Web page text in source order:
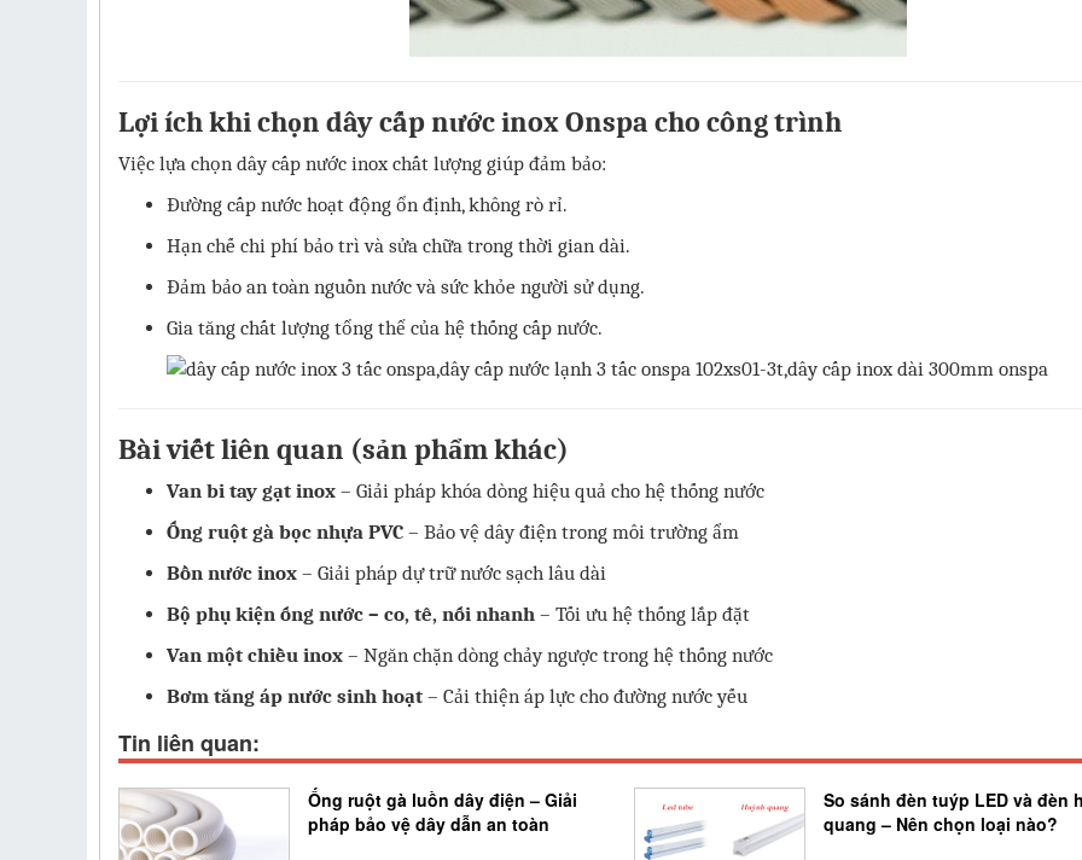
Lợi ích khi chọn dây cấp nước inox Onspa cho công trình
Việc lựa chọn dây cấp nước inox chất lượng giúp đảm bảo:
Đường cấp nước hoạt động ổn định, không rò rỉ.
Hạn chế chi phí bảo trì và sửa chữa trong thời gian dài.
Đảm bảo an toàn nguồn nước và sức khỏe người sử dụng.
Gia tăng chất lượng tổng thể của hệ thống cấp nước.
Bài viết liên quan (sản phẩm khác)
Van bi tay gạt inox – Giải pháp khóa dòng hiệu quả cho hệ thống nước
Ống ruột gà bọc nhựa PVC – Bảo vệ dây điện trong môi trường ẩm
Bồn nước inox – Giải pháp dự trữ nước sạch lâu dài
Bộ phụ kiện ống nước – co, tê, nối nhanh – Tối ưu hệ thống lắp đặt
Van một chiều inox – Ngăn chặn dòng chảy ngược trong hệ thống nước
Bơm tăng áp nước sinh hoạt – Cải thiện áp lực cho đường nước yếu
Tin liên quan:
Ống ruột gà luồn dây điện – Giải
pháp bảo vệ dây dẫn an toàn
So sánh đèn tuýp LED và đèn
quang – Nên chọn loại nào?